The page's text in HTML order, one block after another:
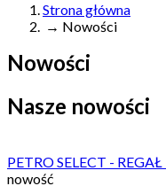
Jesteś tutaj
Strona główna
→ Nowości
Nowości
Nasze nowości
PETRO SELECT -
nowość